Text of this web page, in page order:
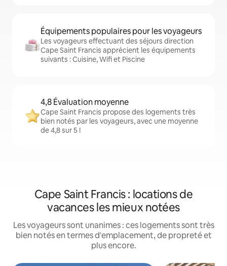
Équipements populaires pour les voyageurs
Les voyageurs effectuant des séjours direction
Cape Saint Francis apprécient les équipements
suivants : Cuisine, Wifi et Piscine
4,8 Évaluation moyenne
Cape Saint Francis propose des logements très
bien notés par les voyageurs, avec une moyenne
de 4,8 sur 5 !
Cape Saint Francis : locations de
vacances les mieux notées
Les voyageurs sont unanimes : ces logements sont très
bien notés en termes d'emplacement, de propreté et
plus encore.